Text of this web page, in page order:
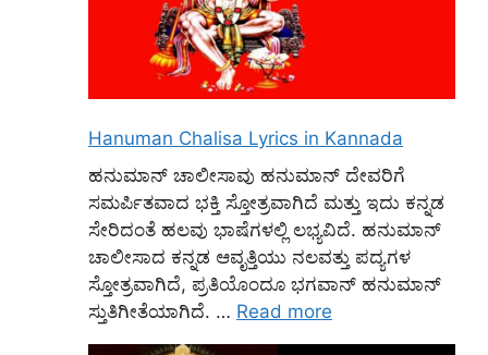
Hanuman Chalisa Lyrics in Kannada
ಹನುಮಾನ್ ಚಾಲೀಸಾವು ಹನುಮಾನ್ ದೇವರಿಗೆ
ಸಮರ್ಪಿತವಾದ ಭಕ್ತಿ ಸ್ತೋತ್ರವಾಗಿದೆ ಮತ್ತು ಇದು ಕನ್ನಡ
ಸೇರಿದಂತೆ ಹಲವು ಭಾಷೆಗಳಲ್ಲಿ ಲಭ್ಯವಿದೆ. ಹನುಮಾನ್
ಚಾಲೀಸಾದ ಕನ್ನಡ ಆವೃತ್ತಿಯು ನಲವತ್ತು ಪದ್ಯಗಳ
ಸ್ತೋತ್ರವಾಗಿದೆ, ಪ್ರತಿಯೊಂದೂ ಭಗವಾನ್ ಹನುಮಾನ್
ಸ್ತುತಿಗೀತೆಯಾಗಿದೆ. … Read more